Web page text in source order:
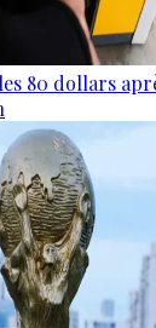
80 dollars